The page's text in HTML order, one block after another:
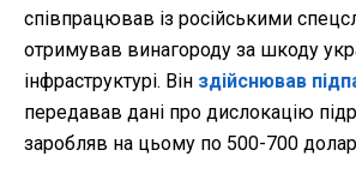
співпрацював із російськими
отримував винагороду за шкоду
інфраструктурі. Він здійснював
передавав дані про дислокацію
заробляв на цьому по 500-700